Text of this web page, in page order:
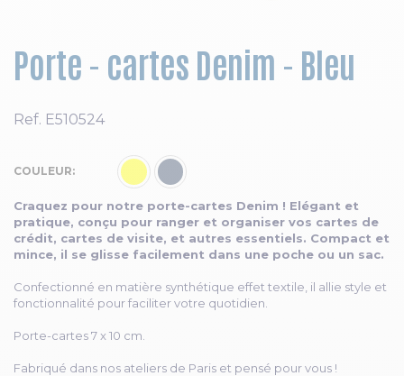
Porte - cartes Denim - Bleu
Ref. E510524
COULEUR
Craquez pour notre porte-cartes Denim ! Elégant et
pratique, conçu pour ranger et organiser vos cartes de
crédit, cartes de visite, et autres essentiels. Compact et
mince, il se glisse facilement dans une poche ou un sac.
Confectionné en matière synthétique effet textile, il allie style et
fonctionnalité pour faciliter votre quotidien.
Porte-cartes 7 x 10 cm.
Fabriqué dans nos ateliers de Paris et pensé pour vous !